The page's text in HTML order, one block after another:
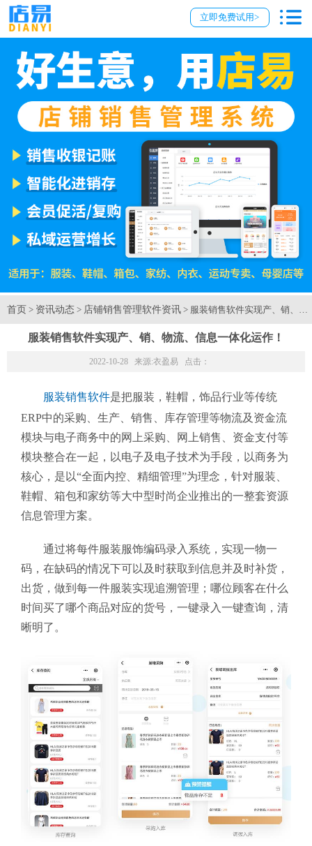
立即免费试用>
首页 > 资讯动态 > 店铺销售管理软件资讯 > 服装销售软件实现产、销、物
服装销售软件实现产、销、物流、信息一体化运作！
2022-10-28 来源:衣盈易 点击：
服装销售软件是把服装，鞋帽，饰品行业等传统
ERP中的采购、生产、销售、库存管理等物流及资金流
模块与电子商务中的网上采购、网上销售、资金支付等
模块整合在一起，以电子及电子技术为手段，以商务为
核心，是以“全面内控、精细管理”为理念，针对服装、
鞋帽、箱包和家纺等大中型时尚企业推出的一整套资源
信息管理方案。
通过将每件服装服饰编码录入系统，实现一物一
码，在缺码的情况下可以及时获取到信息并及时补货，
出货，做到每一件服装实现追溯管理；哪位顾客在什么
时间买了哪个商品对应的货号，一键录入一键查询，清
晰明了。